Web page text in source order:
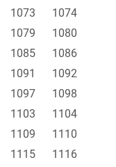
1073
1074
1079
1080
1085
1086
1091
1092
1097
1098
1103
1104
1109
1110
1115
1116